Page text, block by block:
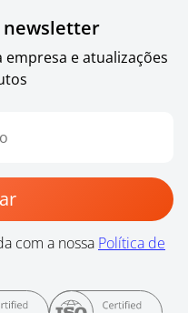
newsletter
empresa e atualizações
com a nossa Política de